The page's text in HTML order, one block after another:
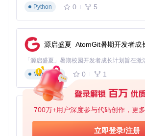
700万+用户深度参与代码创作，更
立即登录/注册
builder.useDocumentMetadata(
    put(
"Author", "自动化报表系统");
    put(
"Subject", "2023年Q4财务数据"
}});
技术文档SVG矢量图形渲染
科技公司在产品手册和技术文档中广泛使
在不同设备上的显示质量。
使得这些复杂图形能够完美地转换为PDF
形的清晰度和可缩放性。
Python
0 5
源启盛夏_AtomGit暑期开发者成
Markdown
0 1
py-xiaozhi